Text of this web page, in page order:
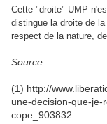
Cette "droite" UMP
distingue la droite de
respect de la nature,
Source :
(1) http://
une-decision-que-
cope_903832